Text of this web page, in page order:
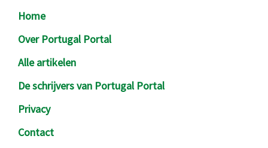
Footer
Home
Over Portugal Portal
Alle artikelen
De schrijvers van Portugal Portal
Privacy
Contact